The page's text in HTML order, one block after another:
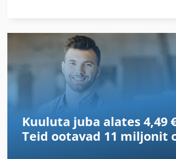
Heidebrenner
Looduslike
Ostukorv
Potid
Kuuluta juba alates 4,49
Teid ootavad 11 miljonit